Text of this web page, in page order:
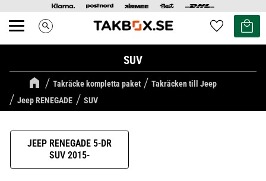
Meny search Favoriter
Kundvagn
SUV
Takräcke kompletta paket
Takräcken till Jeep
Jeep RENEGADE
SUV
JEEP RENEGADE 5-DR
SUV 2015-